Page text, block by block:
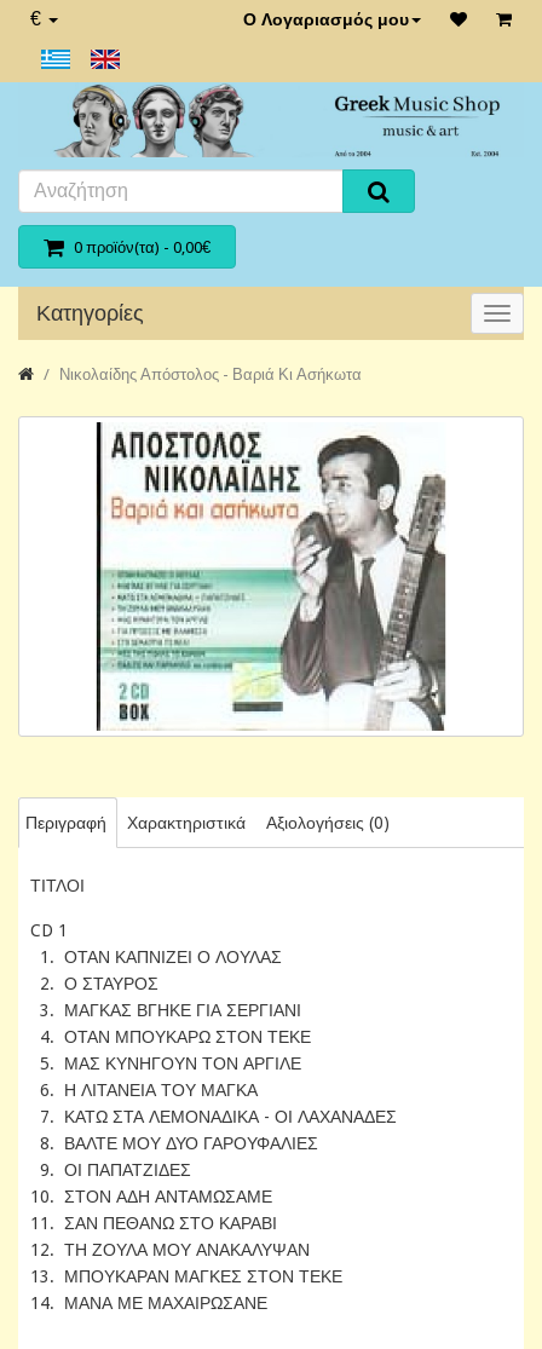
€ Ο Λογαριασμός μου
0 προϊόν(τα) - 0,00€
Κατηγορίες
Νικολαίδης Απόστολος - Βαριά Κι Ασήκωτα
Περιγραφή Χαρακτηριστικά Αξιολογήσεις (0)
ΤΙΤΛΟΙ
CD 1
1. ΟΤΑΝ ΚΑΠΝΙΖΕΙ Ο ΛΟΥΛΑΣ
2. Ο ΣΤΑΥΡΟΣ
3. ΜΑΓΚΑΣ ΒΓΗΚΕ ΓΙΑ ΣΕΡΓΙΑΝΙ
4. ΟΤΑΝ ΜΠΟΥΚΑΡΩ ΣΤΟΝ ΤΕΚΕ
5. ΜΑΣ ΚΥΝΗΓΟΥΝ ΤΟΝ ΑΡΓΙΛΕ
6. Η ΛΙΤΑΝΕΙΑ ΤΟΥ ΜΑΓΚΑ
7. ΚΑΤΩ ΣΤΑ ΛΕΜΟΝΑΔΙΚΑ - ΟΙ ΛΑΧΑΝΑΔΕΣ
8. ΒΑΛΤΕ ΜΟΥ ΔΥΟ ΓΑΡΟΥΦΑΛΙΕΣ
9. ΟΙ ΠΑΠΑΤΖΙΔΕΣ
10. ΣΤΟΝ ΑΔΗ ΑΝΤΑΜΩΣΑΜΕ
11. ΣΑΝ ΠΕΘΑΝΩ ΣΤΟ ΚΑΡΑΒΙ
12. ΤΗ ΖΟΥΛΑ ΜΟΥ ΑΝΑΚΑΛΥΨΑΝ
13. ΜΠΟΥΚΑΡΑΝ ΜΑΓΚΕΣ ΣΤΟΝ ΤΕΚΕ
14. ΜΑΝΑ ΜΕ ΜΑΧΑΙΡΩΣΑΝΕ